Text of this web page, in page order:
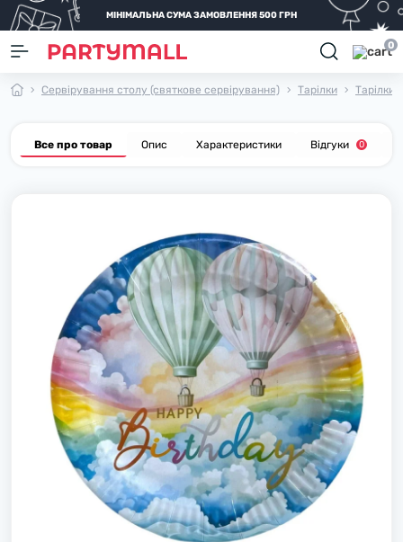
МІНІМАЛЬНА СУМА ЗАМОВЛЕННЯ 500 ГРН
0
Сервірування столу (святкове сервірування) Тарілки Тарілки
Все про товар Опис Характеристики Відгуки 0